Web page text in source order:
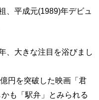
、平成元(1989)年デビュ
、大きな注目を浴びまし
円を突破した映画「君
も「駅弁」とみられる